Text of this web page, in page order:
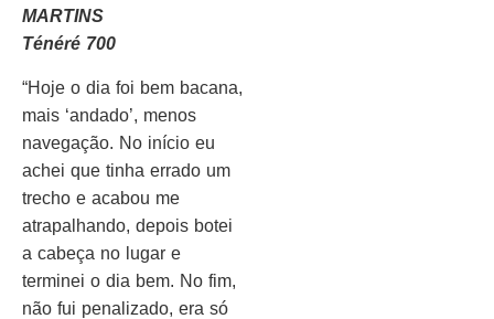
MARTINS
Ténéré 700
“Hoje o dia foi bem bacana,
mais ‘andado’, menos
navegação. No início eu
achei que tinha errado um
trecho e acabou me
atrapalhando, depois botei
a cabeça no lugar e
terminei o dia bem. No fim,
não fui penalizado, era só